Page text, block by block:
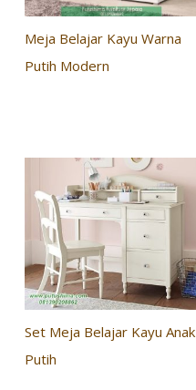
Meja Belajar Kayu Warna
Putih Modern
Set Meja Belajar Kayu Anak
Putih